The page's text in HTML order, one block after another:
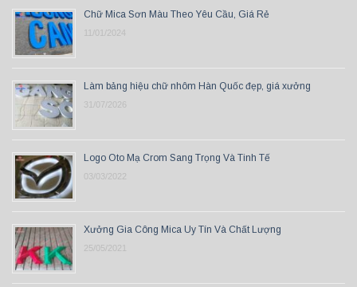
Chữ Mica Sơn Màu Theo Yêu Cầu, Giá Rẻ
11/01/2024
Làm bảng hiệu chữ nhôm Hàn Quốc đẹp, giá xưởng
31/07/2026
Logo Oto Mạ Crom Sang Trọng Và Tinh Tế
03/03/2022
Xưởng Gia Công Mica Uy Tín Và Chất Lượng
25/05/2021